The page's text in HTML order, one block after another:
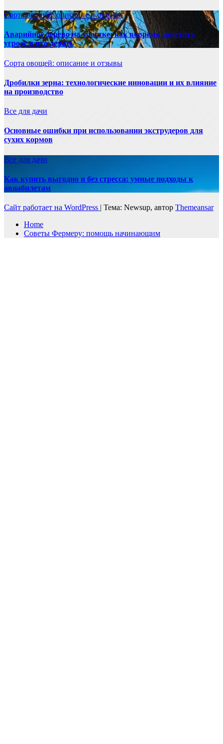
Сорта овощей: описание и отзывы
Аварийное дерево на участке: как вовремя заметить
угрозу и что делать
Сорта овощей: описание и отзывы
Дробилки зерна: технологические инновации и их влияние
на производство
Все для дачи
Основные ошибки при использовании экструдеров для
сухих кормов
Все для дачи
Как купить выгодно и без стресса: умные подходы к
авиабилетам
Сайт работает на WordPress | Тема: Newsup, автор Themeansar
Home
Советы Фермеру: помощь начинающим